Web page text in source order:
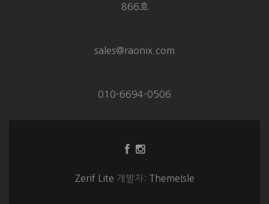
866호
sales@raonix.com
010-6694-0506
Facebook
크
Instagram
크
Zerif Lite 개발자: ThemeIsle